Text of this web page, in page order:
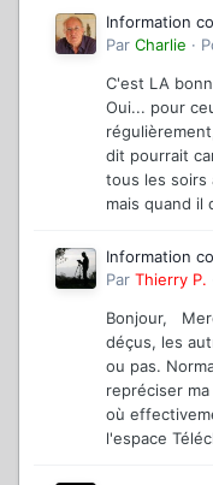
Information
Par Charlie ·
C'est LA
Oui... pour
dit pourrait
tous les soirs
mais quand il
Information
Par Thierry P.
Bonjour,
déçus, les
ou pas.
repréciser
où
l'espace